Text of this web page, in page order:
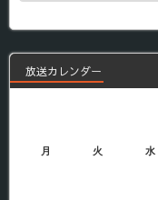
組
放送カレンダー
月 火 水